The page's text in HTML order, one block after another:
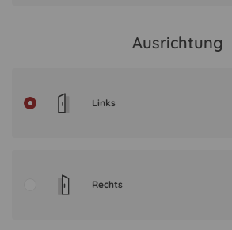
Ausrichtung
Links
Rechts